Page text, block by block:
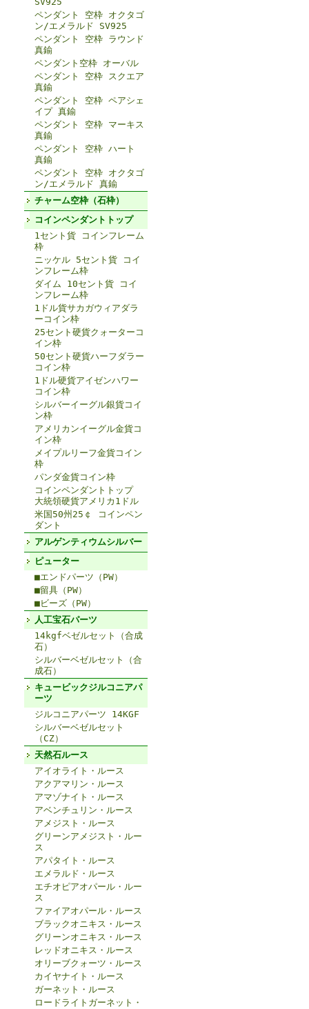
ペンダント 空枠 オクタゴ
ン/エメラルド SV925
ペンダント 空枠 ラウンド
真鍮
ペンダント空枠 オーバル
ペンダント 空枠 スクエア
真鍮
ペンダント 空枠 ペアシェ
イプ 真鍮
ペンダント 空枠 マーキス
真鍮
ペンダント 空枠 ハート
真鍮
ペンダント 空枠 オクタゴ
ン/エメラルド 真鍮
チャーム空枠（石枠）
コインペンダントトップ
1セント貨 コインフレーム
枠
ニッケル 5セント貨 コイ
ンフレーム枠
ダイム 10セント貨 コイ
ンフレーム枠
1ドル貨サカガウィアダラ
ーコイン枠
25セント硬貨クォーターコ
イン枠
50セント硬貨ハーフダラー
コイン枠
1ドル硬貨アイゼンハワー
コイン枠
シルバーイーグル銀貨コイ
ン枠
アメリカンイーグル金貨コ
イン枠
メイプルリーフ金貨コイン
枠
パンダ金貨コイン枠
コインペンダントトップ
大統領硬貨アメリカ1ドル
米国50州25￠ コインペン
ダント
アルゲンティウムシルバー
ピューター
■エンドパーツ（PW）
■留具（PW）
■ビーズ（PW）
人工宝石パーツ
14kgfベゼルセット（合成
石）
シルバーベゼルセット（合
成石）
キュービックジルコニアパ
ーツ
ジルコニアパーツ 14KGF
シルバーベゼルセット
（CZ）
天然石ルース
アイオライト・ルース
アクアマリン・ルース
アマゾナイト・ルース
アベンチュリン・ルース
アメジスト・ルース
グリーンアメジスト・ルー
ス
アパタイト・ルース
エメラルド・ルース
エチオピアオパール・ルー
ス
ファイアオパール・ルース
ブラックオニキス・ルース
グリーンオニキス・ルース
レッドオニキス・ルース
オリーブクォーツ・ルース
カイヤナイト・ルース
ガーネット・ルース
ロードライトガーネット・